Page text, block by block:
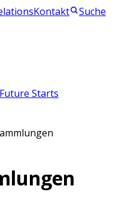
Kontakt
Suche
Future Starts